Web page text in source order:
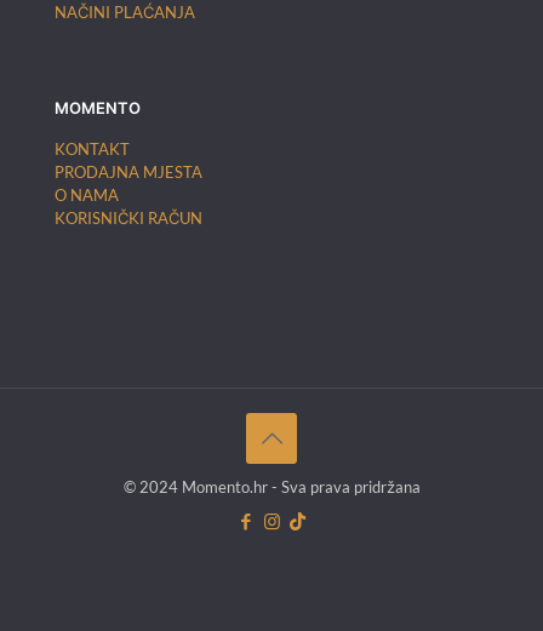
NAČINI PLAĆANJA
MOMENTO
KONTAKT
PRODAJNA MJESTA
O NAMA
KORISNIČKI RAČUN
© 2024 Momento.hr - Sva prava pridržana